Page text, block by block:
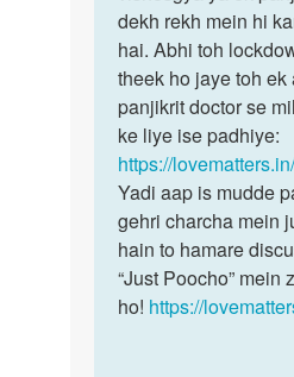
apna
penis
khatna…
by
Raju
kumar
khatna
kisi…
dekh rekh mein hi
hai. Abhi toh
theek ho jaye toh ek
panjikrit doctor se
ke liye ise padhiye:
https://
Yadi aap is mudde
gehri charcha mein
hain to hamare
“Just Poocho” mein
ho! https://